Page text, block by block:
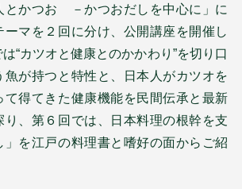
とかつお －かつおだしを中心に」に
ーマを２回に分け、公開講座を開催し
“カツオと健康とのかかわり”を切り口
魚が持つと特性と、日本人がカツオを
て得てきた健康機能を民間伝承と最新
り、第６回では、日本料理の根幹を支
」を江戸の料理書と嗜好の面からご紹